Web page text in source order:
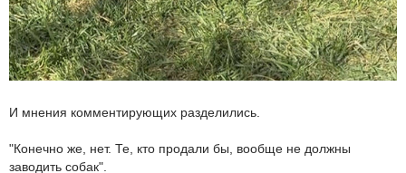
И мнения комментирующих разделились.
"Конечно же, нет. Те, кто продали бы, вообще не должны
заводить собак".